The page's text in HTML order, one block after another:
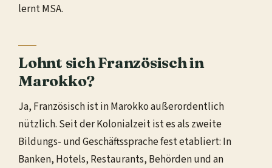
lernt MSA.
Lohnt sich Französisch in
Marokko?
Ja, Französisch ist in Marokko außerordentlich
nützlich. Seit der Kolonialzeit ist es als zweite
Bildungs- und Geschäftssprache fest etabliert: In
Banken, Hotels, Restaurants, Behörden und an